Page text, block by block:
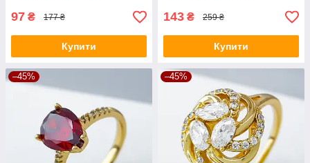
97 ₴ 177 ₴
Купити
143 ₴ 259 ₴
Купити
–45% –45%